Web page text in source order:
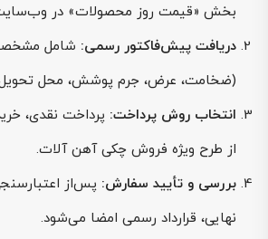
بخش «قیمت روز محصولات» در
دریافت پیش‌فاکتور رسمی: شامل
(ضخامت، عرض، جرم پوشش، محل تحویل
انتخاب روش پرداخت: پرداخت نقدی،
از طرح ویژه فروش چکی آهن آلات.
بررسی و تأیید سفارش: پس‌از
نهایی، قرارداد رسمی امضا می‌شود.